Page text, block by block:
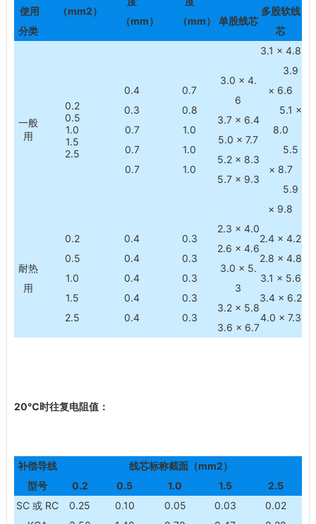
使用
分类
（mm2）
（mm）
（mm）
单股线芯
多股软线
芯
一般
用
0.2
0.5
1.0
1.5
2.5
0.4
0.3
0.7
0.7
0.7
0.7
0.8
1.0
1.0
1.0
3.0 × 4.
6
3.7 × 6.4
5.0 × 7.7
5.2 × 8.3
5.7 × 9.3
3.1 × 4.8
3.9
× 6.6
5.1 ×
8.0
5.5
× 8.7
5.9
× 9.8
耐热
用
0.2
0.5
1.0
1.5
2.5
0.4
0.4
0.4
0.4
0.4
0.3
0.3
0.3
0.3
0.3
2.3 × 4.0
2.6 × 4.6
3.0 × 5.
3
3.2 × 5.8
3.6 × 6.7
2.4 × 4.2
2.8 × 4.8
3.1 × 5.6
3.4 × 6.2
4.0 × 7.3
20℃时往复电阻值：
补偿导线
型号
线芯标称截面（mm2）
0.2
0.5 1.0 1.5
2.5
SC 或 RC
0.25
0.10
0.05
0.03
0.02